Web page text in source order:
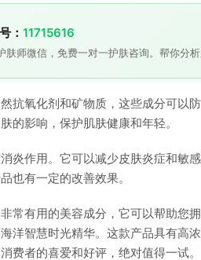
： 11715616
肤师微信，免费一对一护肤咨询。帮你分
抗氧化剂和矿物质，这些成分可以
的影响，保护肌肤健康和年轻。
炎作用。它可以减少皮肤炎症和敏
也有一定的改善效果。
常有用的美容成分，它可以帮助您
洋智慧时光精华。这款产品具有高
费者的喜爱和好评，绝对值得一试。